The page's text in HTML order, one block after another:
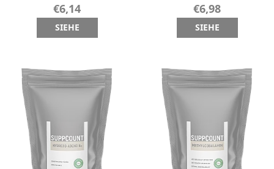
€6,14
SIEHE
€6,98
SIEHE